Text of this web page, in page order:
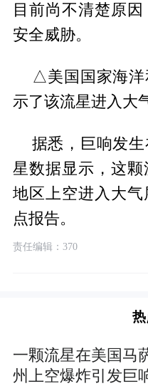
目前尚不清楚原
安全威胁。
△美国国家海洋
示了该流星进入大
据悉，巨响发生
星数据显示，这
地区上空进入大
点报告。
责任编辑：370
热
一颗流星在美国马
州上空爆炸引发巨